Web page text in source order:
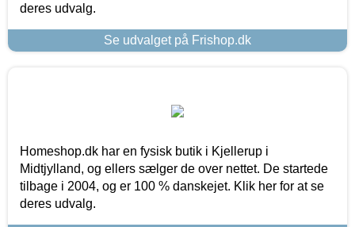
deres udvalg.
Se udvalget på Frishop.dk
Homeshop.dk har en fysisk butik i Kjellerup i
Midtjylland, og ellers sælger de over nettet. De startede
tilbage i 2004, og er 100 % danskejet. Klik her for at se
deres udvalg.